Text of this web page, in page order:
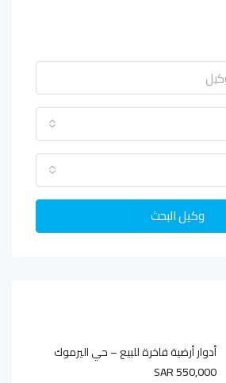
وكيل البحث
أدوار أرضية فاخرة للبيع – حي اليرموك
SAR 550,000